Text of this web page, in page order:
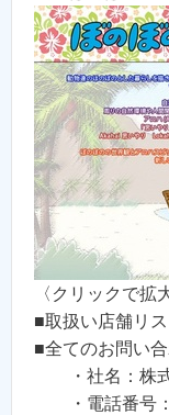
〈クリックで拡
■取扱い店舗リ
■全てのお問い
・社名：株式
・電話番号：